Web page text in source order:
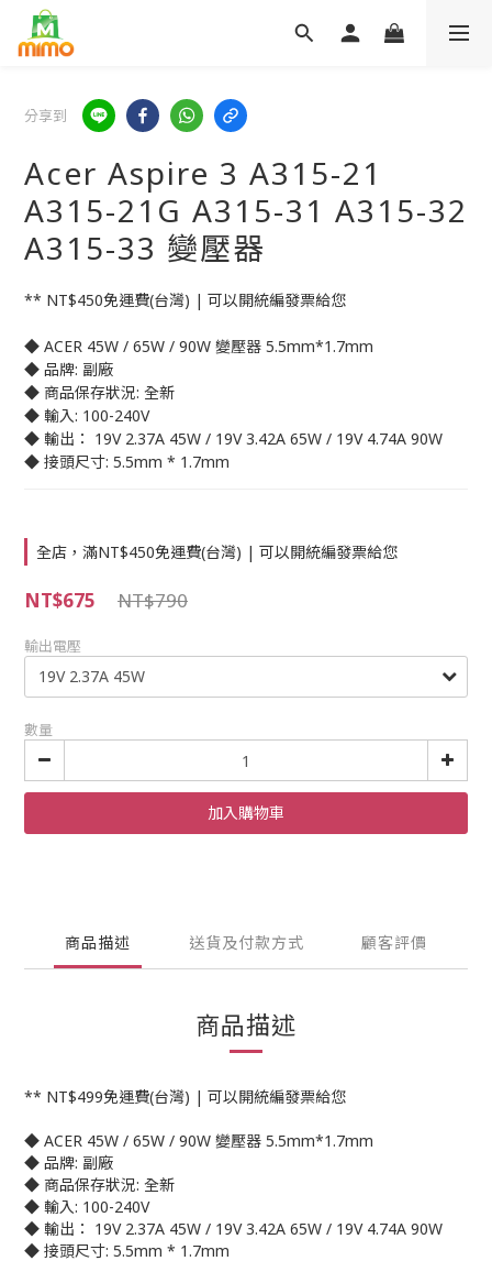
分享到
Acer Aspire 3 A315-21
A315-21G A315-31 A315-32
A315-33 變壓器
** NT$450免運費(台灣) | 可以開統編發票給您
◆ ACER 45W / 65W / 90W 變壓器 5.5mm*1.7mm
◆ 品牌: 副廠
◆ 商品保存狀況: 全新
◆ 輸入: 100-240V
◆ 輸出： 19V 2.37A 45W / 19V 3.42A 65W / 19V 4.74A 90W
◆ 接頭尺寸: 5.5mm * 1.7mm
全店，滿NT$450免運費(台灣) | 可以開統編發票給您
NT$790
NT$675
輸出電壓
數量
加入購物車
商品描述 送貨及付款方式 顧客評價
商品描述
** NT$499免運費(台灣) | 可以開統編發票給您
◆ ACER 45W / 65W / 90W 變壓器 5.5mm*1.7mm
◆ 品牌: 副廠
◆ 商品保存狀況: 全新
◆ 輸入: 100-240V
◆ 輸出： 19V 2.37A 45W / 19V 3.42A 65W / 19V 4.74A 90W
◆ 接頭尺寸: 5.5mm * 1.7mm